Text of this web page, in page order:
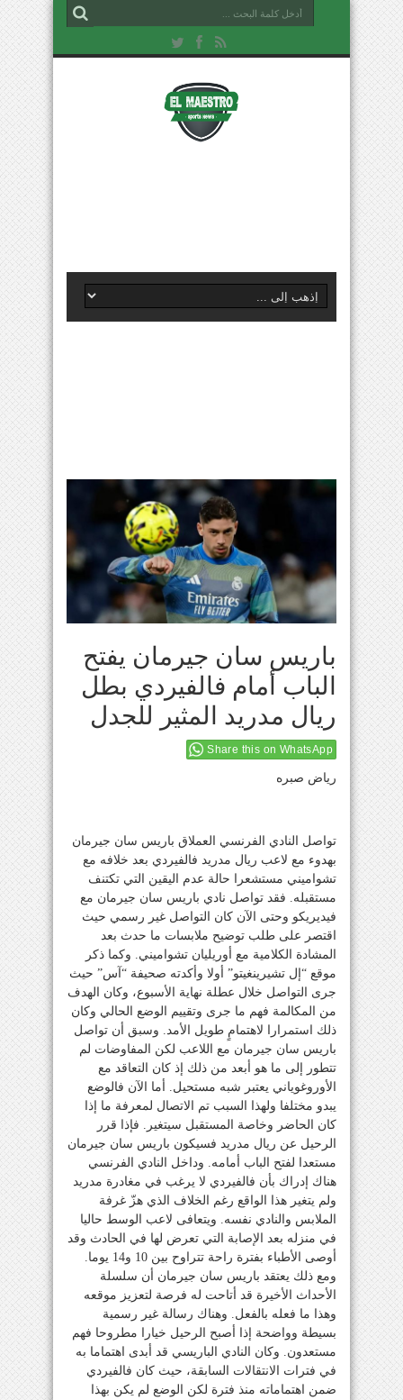
باريس سان جيرمان يفتح
الباب أمام فالفيردي بطل
ريال مدريد المثير للجدل
Share this on WhatsApp
رياض صبره
تواصل النادي الفرنسي العملاق باريس سان جيرمان
بهدوء مع لاعب ريال مدريد فالفيردي بعد خلافه مع
تشواميني مستشعرا حالة عدم اليقين التي تكتنف
مستقبله. فقد تواصل نادي باريس سان جيرمان مع
فيديريكو وحتى الآن كان التواصل غير رسمي حيث
اقتصر على طلب توضيح ملابسات ما حدث بعد
المشادة الكلامية مع أوريليان تشواميني. وكما ذكر
موقع “إل تشيرينغيتو” أولا وأكدته صحيفة “آس” حيث
جرى التواصل خلال عطلة نهاية الأسبوع، وكان الهدف
من المكالمة فهم ما جرى وتقييم الوضع الحالي وكان
ذلك استمرارا لاهتمامٍ طويل الأمد. وسبق أن تواصل
باريس سان جيرمان مع اللاعب لكن المفاوضات لم
تتطور إلى ما هو أبعد من ذلك إذ كان التعاقد مع
الأوروغوياني يعتبر شبه مستحيل. أما الآن فالوضع
يبدو مختلفا ولهذا السبب تم الاتصال لمعرفة ما إذا
كان الحاضر وخاصة المستقبل سيتغير. فإذا قرر
الرحيل عن ريال مدريد فسيكون باريس سان جيرمان
مستعدا لفتح الباب أمامه. وداخل النادي الفرنسي
هناك إدراك بأن فالفيردي لا يرغب في مغادرة مدريد
ولم يتغير هذا الواقع رغم الخلاف الذي هزّ غرفة
الملابس والنادي نفسه. ويتعافى لاعب الوسط حاليا
في منزله بعد الإصابة التي تعرض لها في الحادث وقد
أوصى الأطباء بفترة راحة تتراوح بين 10 و14 يوما.
ومع ذلك يعتقد باريس سان جيرمان أن سلسلة
الأحداث الأخيرة قد أتاحت له فرصة لتعزيز موقعه
وهذا ما فعله بالفعل. وهناك رسالة غير رسمية
بسيطة وواضحة إذا أصبح الرحيل خيارا مطروحا فهم
مستعدون. وكان النادي الباريسي قد أبدى اهتماما به
في فترات الانتقالات السابقة، حيث كان فالفيردي
ضمن اهتماماته منذ فترة لكن الوضع لم يكن بهذا